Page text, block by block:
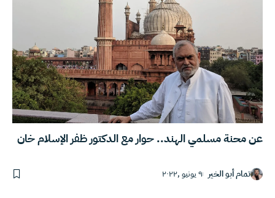
عن محنة مسلمي الهند.. حوار مع الدكتور ظفر الإسلام خان
تمام أبو الخير ٩ يونيو ,٢٠٢٢